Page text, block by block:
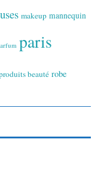
makeup mannequin
paris
beauté robe